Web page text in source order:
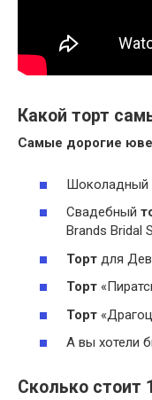
Какой торт
Самые дорогие
Шоколадный
Свадебный
Brands Bridal
Торт для
Торт
Торт
А вы хотели
Сколько стоит